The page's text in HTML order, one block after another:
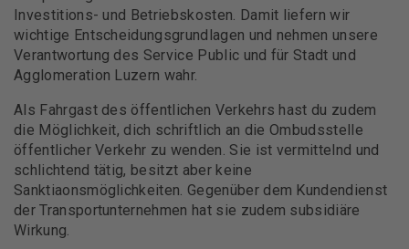
Investitions- und Betriebskosten. Damit liefern wir
wichtige Entscheidungsgrundlagen und nehmen unsere
Verantwortung des Service Public und für Stadt und
Agglomeration Luzern wahr.
Als Fahrgast des öffentlichen Verkehrs hast du zudem
die Möglichkeit, dich schriftlich an die Ombudsstelle
öffentlicher Verkehr zu wenden. Sie ist vermittelnd und
schlichtend tätig, besitzt aber keine
Sanktiaonsmöglichkeiten. Gegenüber dem Kundendienst
der Transportunternehmen hat sie zudem subsidiäre
Wirkung.